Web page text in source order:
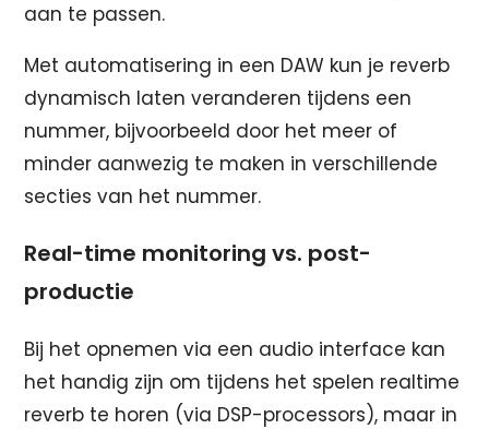
aan te passen.
Met automatisering in een DAW kun je reverb
dynamisch laten veranderen tijdens een
nummer, bijvoorbeeld door het meer of
minder aanwezig te maken in verschillende
secties van het nummer.
Real-time monitoring vs. post-
productie
Bij het opnemen via een audio interface kan
het handig zijn om tijdens het spelen realtime
reverb te horen (via DSP-processors), maar in